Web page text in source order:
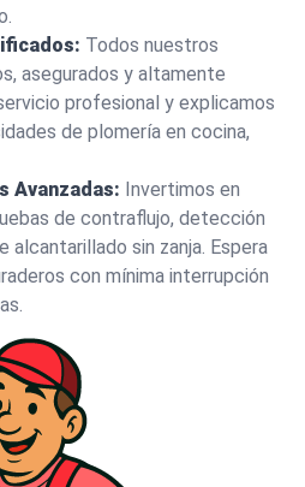
Todos nuestros
asegurados y altamente
profesional y explicamos
de plomería en cocina,
Avanzadas: Invertimos en
de contraflujo, detección
alcantarillado sin zanja. Espera
con mínima interrupción